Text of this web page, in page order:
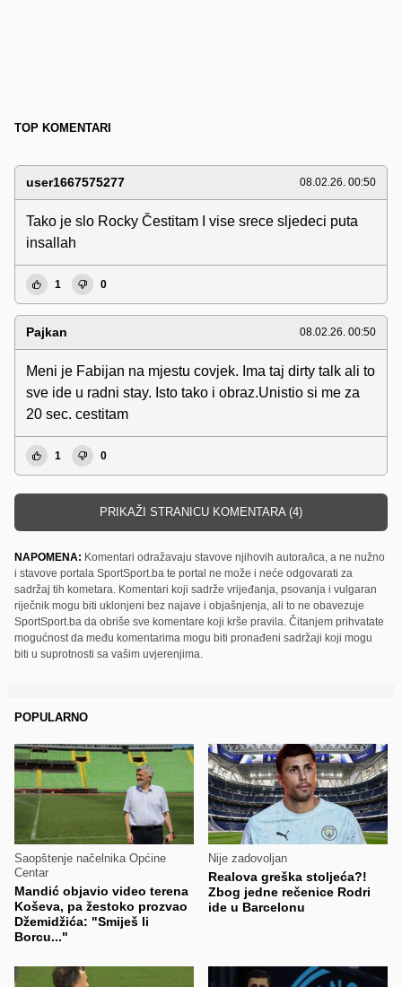
TOP KOMENTARI
user1667575277 08.02.26. 00:50
Tako je slo Rocky Čestitam I vise srece sljedeci puta
insallah
1 0
Pajkan 08.02.26. 00:50
Meni je Fabijan na mjestu covjek. Ima taj dirty talk ali to
sve ide u radni stay. Isto tako i obraz.Unistio si me za
20 sec. cestitam
1 0
PRIKAŽI STRANICU KOMENTARA (4)
NAPOMENA: Komentari odražavaju stavove njihovih autora/ica, a ne nužno
i stavove portala SportSport.ba te portal ne može i neće odgovarati za
sadržaj tih kometara. Komentari koji sadrže vrijeđanja, psovanja i vulgaran
riječnik mogu biti uklonjeni bez najave i objašnjenja, ali to ne obavezuje
SportSport.ba da obriše sve komentare koji krše pravila. Čitanjem prihvatate
mogućnost da među komentarima mogu biti pronađeni sadržaji koji mogu
biti u suprotnosti sa vašim uvjerenjima.
POPULARNO
Saopštenje načelnika Općine
Centar
Mandić objavio video terena
Koševa, pa žestoko prozvao
Džemidžića: "Smiješ li
Borcu..."
Nije zadovoljan
Realova greška stoljeća?!
Zbog jedne rečenice Rodri
ide u Barcelonu